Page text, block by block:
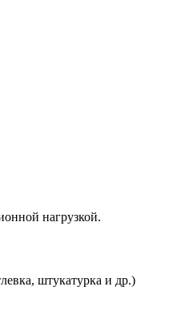
нагрузкой.
штукатурка и др.)